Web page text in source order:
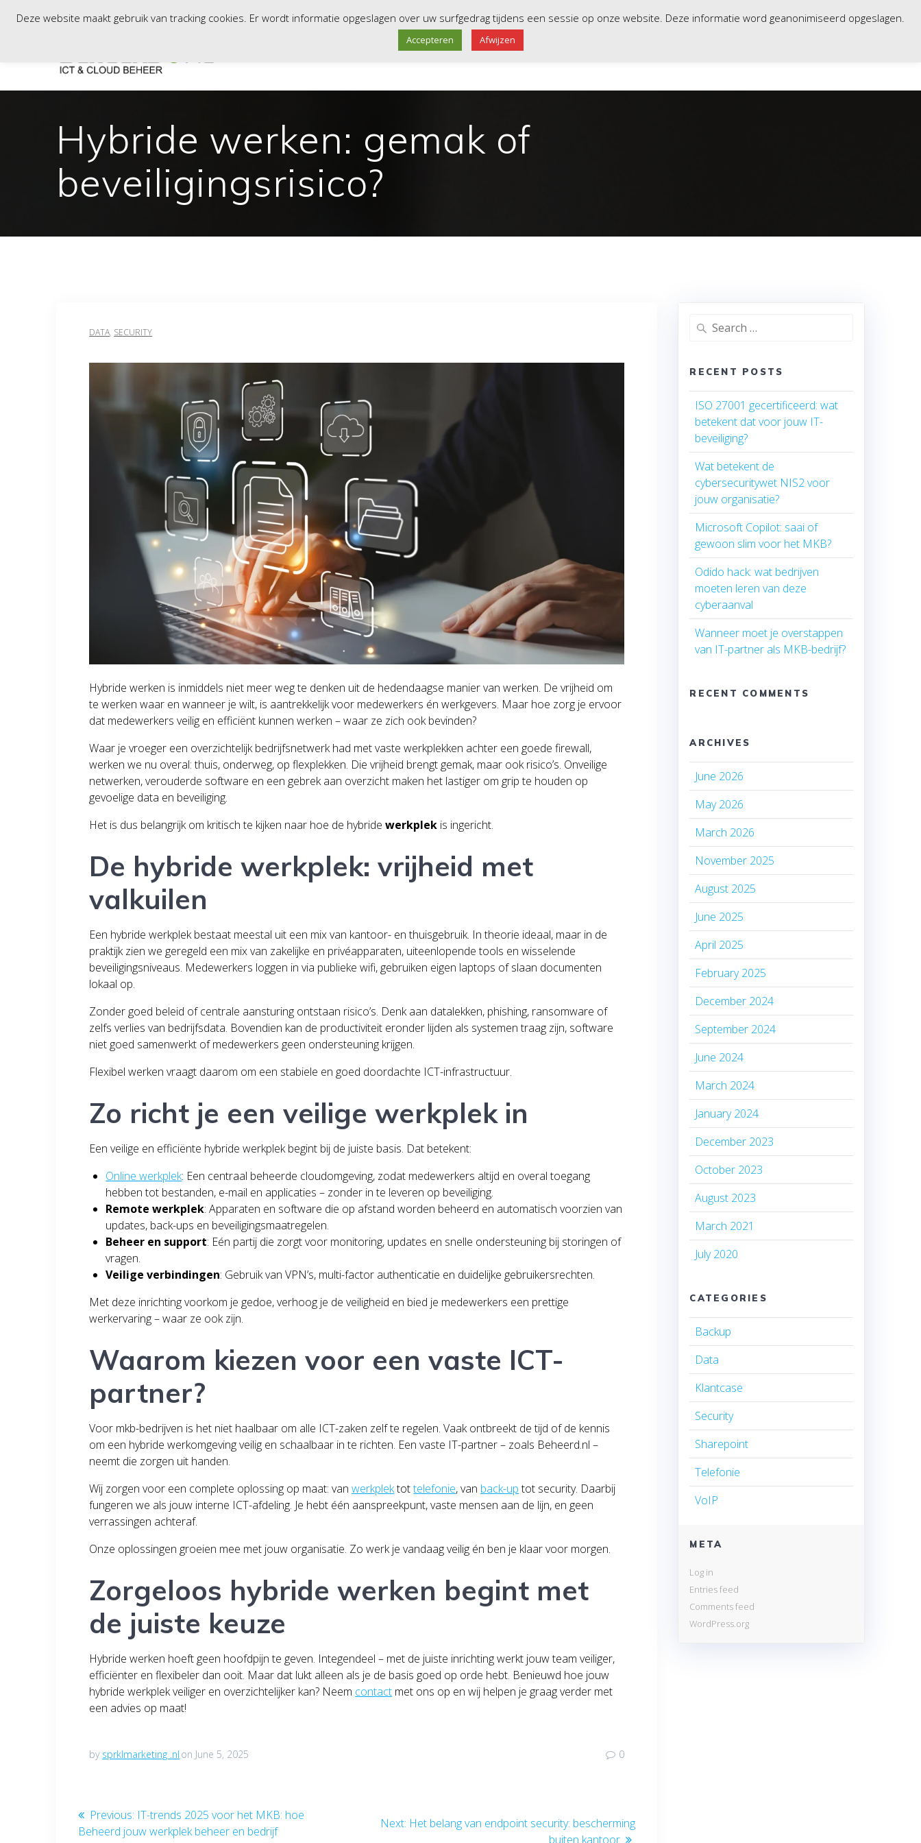
Vaartweg 81B, 8243PD, Lelystad / Tinstraat 103, 2984AN, Ridderkerk 088-1000987 info@beheerd.nl
Hybride werken: gemak of
beveiligingsrisico?
DATA, SECURITY
Hybride werken is inmiddels niet meer weg te denken uit de hedendaagse manier van werken. De vrijheid om
te werken waar en wanneer je wilt, is aantrekkelijk voor medewerkers én werkgevers. Maar hoe zorg je ervoor
dat medewerkers veilig en efficiënt kunnen werken – waar ze zich ook bevinden?
Waar je vroeger een overzichtelijk bedrijfsnetwerk had met vaste werkplekken achter een goede firewall,
werken we nu overal: thuis, onderweg, op flexplekken. Die vrijheid brengt gemak, maar ook risico’s. Onveilige
netwerken, verouderde software en een gebrek aan overzicht maken het lastiger om grip te houden op
gevoelige data en beveiliging.
Het is dus belangrijk om kritisch te kijken naar hoe de hybridewerkplek is ingericht.
De hybride werkplek: vrijheid met
valkuilen
Een hybride werkplek bestaat meestal uit een mix van kantoor- en thuisgebruik. In theorie ideaal, maar in de
praktijk zien we geregeld een mix van zakelijke en privéapparaten, uiteenlopende tools en wisselende
beveiligingsniveaus. Medewerkers loggen in via publieke wifi, gebruiken eigen laptops of slaan documenten
lokaal op.
Zonder goed beleid of centrale aansturing ontstaan risico’s. Denk aan datalekken, phishing, ransomware of
zelfs verlies van bedrijfsdata. Bovendien kan de productiviteit eronder lijden als systemen traag zijn, software
niet goed samenwerkt of medewerkers geen ondersteuning krijgen.
Flexibel werken vraagt daarom om een stabiele en goed doordachte ICT-infrastructuur.
Zo richt je een veilige werkplek in
Een veilige en efficiënte hybride werkplek begint bij de juiste basis. Dat betekent:
Online werkplek: Een centraal beheerde cloudomgeving, zodat medewerkers altijd en overal toegang
hebben tot bestanden, e-mail en applicaties – zonder in te leveren op beveiliging.
Remote werkplek: Apparaten en software die op afstand worden beheerd en automatisch voorzien van
updates, back-ups en beveiligingsmaatregelen.
Beheer en support: Eén partij die zorgt voor monitoring, updates en snelle ondersteuning bij storingen of
vragen.
Veilige verbindingen: Gebruik van VPN’s, multi-factor authenticatie en duidelijke gebruikersrechten.
Met deze inrichting voorkom je gedoe, verhoog je de veiligheid en bied je medewerkers een prettige
werkervaring – waar ze ook zijn.
Waarom kiezen voor een vaste ICT-
partner?
Voor mkb-bedrijven is het niet haalbaar om alle ICT-zaken zelf te regelen. Vaak ontbreekt de tijd of de kennis
om een hybride werkomgeving veilig en schaalbaar in te richten. Een vaste IT-partner – zoals Beheerd.nl –
neemt die zorgen uit handen.
Wij zorgen voor een complete oplossing op maat: vanwerkplektottelefonie, van back-uptot security. Daarbij
fungeren we als jouw interne ICT-afdeling. Je hebt één aanspreekpunt, vaste mensen aan de lijn, en geen
verrassingen achteraf.
Onze oplossingen groeien mee met jouw organisatie. Zo werk je vandaag veilig én ben je klaar voor morgen.
Zorgeloos hybride werken begint met
de juiste keuze
Hybride werken hoeft geen hoofdpijn te geven. Integendeel – met de juiste inrichting werkt jouw team veiliger,
efficiënter en flexibeler dan ooit. Maar dat lukt alleen als je de basis goed op orde hebt. Benieuwd hoe jouw
hybride werkplek veiliger en overzichtelijker kan? Neem contact met ons op en wij helpen je graag verder met
een advies op maat!
by sprklmarketing .nl on June 5, 2025 0
Post
Previous: Previous
post:
IT-trends 2025 voor het MKB: hoe
Beheerd jouw werkplek beheer en bedrijf
Next: Next
Het belang van endpoint security: bescherming
buiten kantoor
Search
RECENT POSTS
ISO 27001 gecertificeerd: wat
betekent dat voor jouw IT-
beveiliging?
Wat betekent de
cybersecuritywet NIS2 voor
jouw organisatie?
Microsoft Copilot: saai of
gewoon slim voor het MKB?
Odido hack: wat bedrijven
moeten leren van deze
cyberaanval
Wanneer moet je overstappen
van IT-partner als MKB-bedrijf?
RECENT COMMENTS
ARCHIVES
June 2026
May 2026
March 2026
November 2025
August 2025
June 2025
April 2025
February 2025
December 2024
September 2024
June 2024
March 2024
January 2024
December 2023
October 2023
August 2023
March 2021
July 2020
CATEGORIES
Backup
Data
Klantcase
Security
Sharepoint
Telefonie
VoIP
META
Log in
Entries feed
Comments feed
WordPress.org
Deze website maakt gebruik van tracking cookies. Er wordt informatie opgeslagen over uw surfgedrag tijdens een sessie op onze website. Deze informatie word geanonimiseerd opgeslagen.
Accepteren Afwijzen